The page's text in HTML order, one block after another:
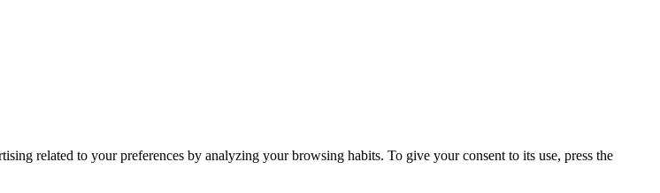
related to your preferences by analyzing your browsing habits. To give your consent to its use, press the